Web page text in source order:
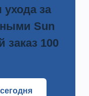
за
Sun
100